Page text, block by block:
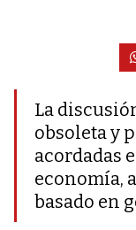
La
obsoleta y
acordadas
economía,
basado en